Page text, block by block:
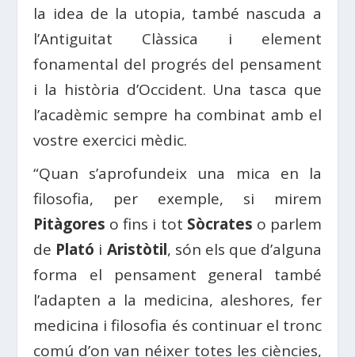
la idea de la utopia, també nascuda a
l’Antiguitat Clàssica i element
fonamental del progrés del pensament
i la història d’Occident. Una tasca que
l’acadèmic sempre ha combinat amb el
vostre exercici mèdic.
“Quan s’aprofundeix una mica en la
filosofia, per exemple, si mirem
Pitàgores o fins i tot Sòcrates o parlem
de Plató i Aristòtil, són els que d’alguna
forma el pensament general també
l’adapten a la medicina, aleshores, fer
medicina i filosofia és continuar el tronc
comú d’on van néixer totes les ciències,